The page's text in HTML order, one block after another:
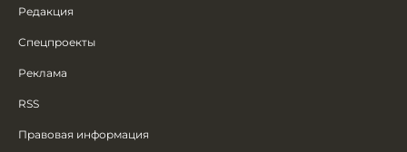
Редакция
Спецпроекты
Реклама
RSS
Правовая информация